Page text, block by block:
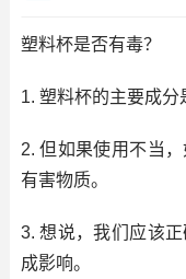
塑料杯是否有毒？
1. 塑料杯的主要成分
2. 但如果使用不当
有害物质。
3. 想说，我们应该
成影响。